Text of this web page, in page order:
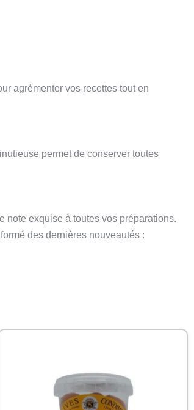
agrémenter vos recettes tout en
permet de conserver toutes
note exquise à toutes vos préparations.
des dernières nouveautés :